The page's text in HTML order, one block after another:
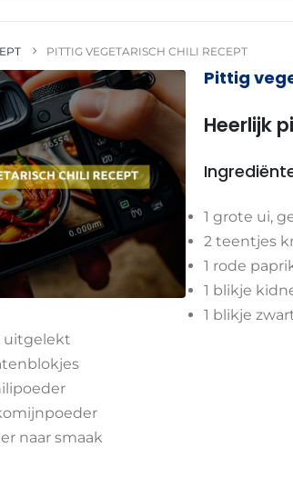
PITTIG VEGETARISCH CHILI RECEPT
Pittig
Heerlijk
1 grote ui,
2 teentjes
1 rode
1 blikje
1 blikje
uitgelekt
naar smaak